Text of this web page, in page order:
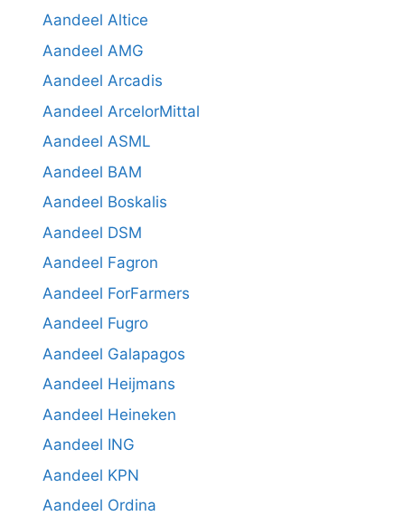
Aandeel Altice
Aandeel AMG
Aandeel Arcadis
Aandeel ArcelorMittal
Aandeel ASML
Aandeel BAM
Aandeel Boskalis
Aandeel DSM
Aandeel Fagron
Aandeel ForFarmers
Aandeel Fugro
Aandeel Galapagos
Aandeel Heijmans
Aandeel Heineken
Aandeel ING
Aandeel KPN
Aandeel Ordina